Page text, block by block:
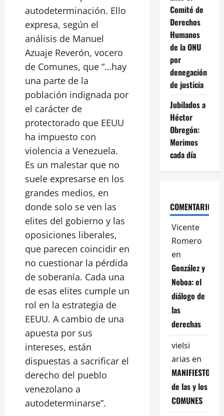
autodeterminación. Ello
expresa, según el
análisis de Manuel
Azuaje Reverón, vocero
de Comunes, que “…hay
una parte de la
población indignada por
el carácter de
protectorado que EEUU
ha impuesto con
violencia a Venezuela.
Es un malestar que no
suele expresarse en los
grandes medios, en
donde solo se ven las
elites del gobierno y las
oposiciones liberales,
que parecen coincidir en
no cuestionar la pérdida
de soberanía. Cada una
de esas elites cumple un
rol en la estrategia de
EEUU. A cambio de una
apuesta por sus
intereses, están
dispuestas a sacrificar el
derecho del pueblo
venezolano a
autodeterminarse”.
Comité de
Derechos
Humanos
de la ONU
por
denegación
de justicia
Jubilados a
Héctor
Obregón:
Morimos
cada día
COMENTARIOS
Vicente
Romero
en
González y
Noboa: el
diálogo de
las
derechas
vielsi
arias en
MANIFIESTO
de las y los
COMUNES